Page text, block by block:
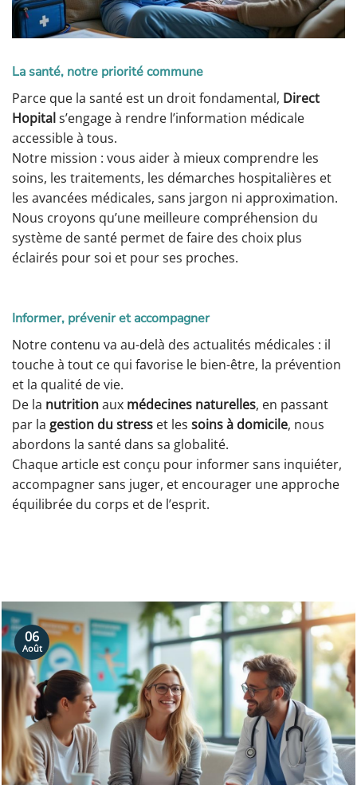
La santé, notre priorité commune
Parce que la santé est un droit fondamental, Direct
Hopitals’engage à rendre l’information médicale
accessible à tous.
Notre mission : vous aider à mieux comprendre les
soins, les traitements, les démarches hospitalières et
les avancées médicales, sans jargon ni approximation.
Nous croyons qu’une meilleure compréhension du
système de santé permet de faire des choix plus
éclairés pour soi et pour ses proches.
Informer, prévenir et accompagner
Notre contenu va au-delà des actualités médicales : il
touche à tout ce qui favorise le bien-être, la prévention
et la qualité de vie.
De la nutritionaux médecines naturelles, en passant
par la gestion du stress et les soins à domicile, nous
abordons la santé dans sa globalité.
Chaque article est conçu pour informer sans inquiéter,
accompagner sans juger, et encourager une approche
équilibrée du corps et de l’esprit.
06
Août